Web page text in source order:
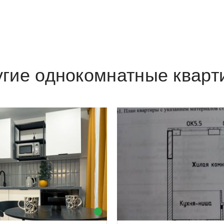
однокомнатные